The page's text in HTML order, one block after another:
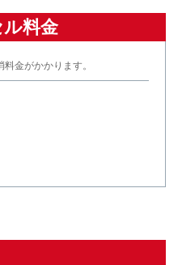
料金
金がかかります。